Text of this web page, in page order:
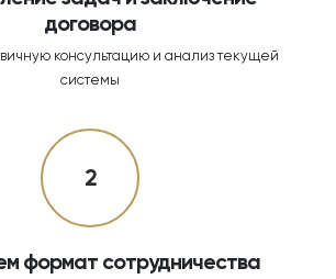
договора
консультацию и анализ текущей
системы
2
формат сотрудничества